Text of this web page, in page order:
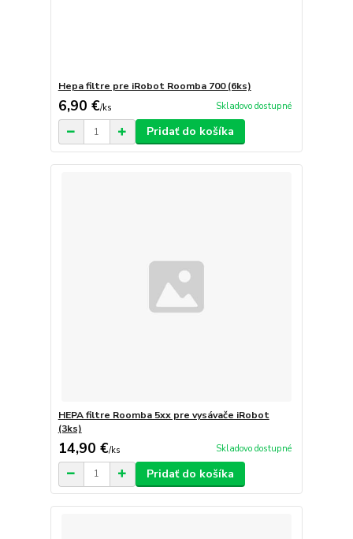
Hepa filtre pre iRobot Roomba 700 (6ks)
6,90 €/ks Skladovo dostupné
Pridať do košíka
HEPA filtre Roomba 5xx pre vysávače iRobot
(3ks)
14,90 €/ks Skladovo dostupné
Pridať do košíka